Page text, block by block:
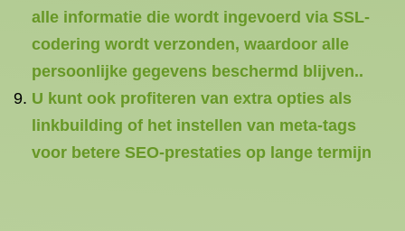
alle informatie die wordt ingevoerd via SSL-
codering wordt verzonden, waardoor alle
persoonlijke gegevens beschermd blijven..
U kunt ook profiteren van extra opties als
linkbuilding of het instellen van meta-tags
voor betere SEO-prestaties op lange termijn